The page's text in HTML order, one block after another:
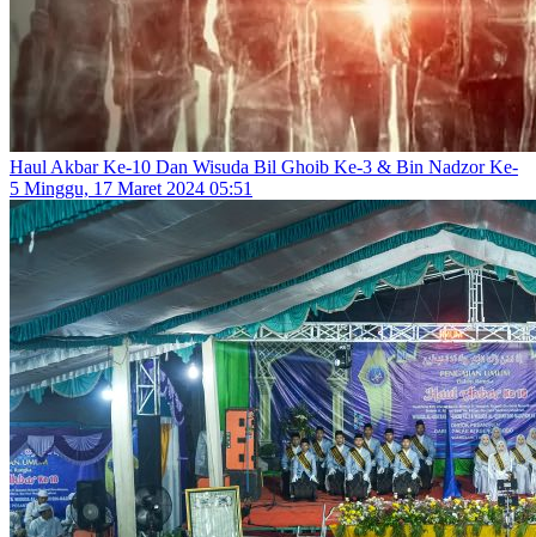
Haul Akbar Ke-10 Dan Wisuda Bil Ghoib Ke-3 & Bin Nadzor Ke-
5 Minggu, 17 Maret 2024 05:51